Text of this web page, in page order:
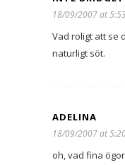
18/09/2007 at
Vad roligt att se
naturligt söt.
ADELINA
18/09/2007 at
oh, vad fina